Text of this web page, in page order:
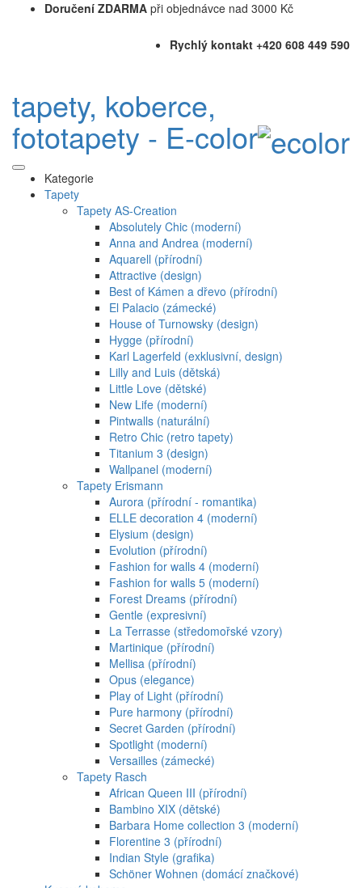
Doručení ZDARMA při objednávce nad 3000 Kč
Rychlý kontakt +420 608 449 590
tapety, koberce,
fototapety - E-color
Kategorie
Tapety
Tapety AS-Creation
Absolutely Chic (moderní)
Anna and Andrea (moderní)
Aquarell (přírodní)
Attractive (design)
Best of Kámen a dřevo (přírodní)
El Palacio (zámecké)
House of Turnowsky (design)
Hygge (přírodní)
Karl Lagerfeld (exklusivní, design)
Lilly and Luis (dětská)
Little Love (dětské)
New Life (moderní)
Pintwalls (naturální)
Retro Chic (retro tapety)
Titanium 3 (design)
Wallpanel (moderní)
Tapety Erismann
Aurora (přírodní - romantika)
ELLE decoration 4 (moderní)
Elysium (design)
Evolution (přírodní)
Fashion for walls 4 (moderní)
Fashion for walls 5 (moderní)
Forest Dreams (přírodní)
Gentle (expresivní)
La Terrasse (středomořské vzory)
Martinique (přírodní)
Mellisa (přírodní)
Opus (elegance)
Play of Light (přírodní)
Pure harmony (přírodní)
Secret Garden (přírodní)
Spotlight (moderní)
Versailles (zámecké)
Tapety Rasch
African Queen III (přírodní)
Bambino XIX (dětské)
Barbara Home collection 3 (moderní)
Florentine 3 (přírodní)
Indian Style (grafika)
Schöner Wohnen (domácí značkové)